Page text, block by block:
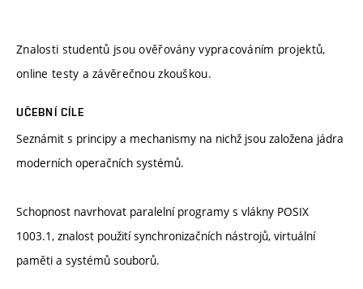
Znalosti studentů jsou ověřovány vypracováním projektů,
online testy a závěrečnou zkouškou.
UČEBNÍ CÍLE
Seznámit s principy a mechanismy na nichž jsou založena jádra
moderních operačních systémů.
Schopnost navrhovat paralelní programy s vlákny POSIX
1003.1, znalost použití synchronizačních nástrojů, virtuální
paměti a systémů souborů.